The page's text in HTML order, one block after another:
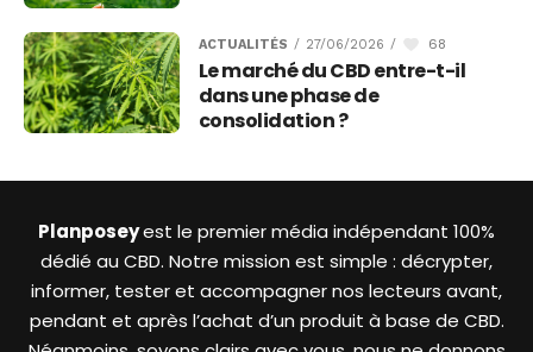
ACTUALITÉS / 27/06/2026 / 68
Le marché du CBD entre-t-il
dans une phase de
consolidation ?
Planposeyest le premier média indépendant 100%
dédié au CBD. Notre mission est simple : décrypter,
informer, tester et accompagner nos lecteurs avant,
pendant et après l’achat d’un produit à base de CBD.